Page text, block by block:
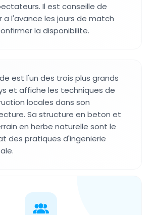
Il est conseille de
a l'avance les jours de match
la disponibilite.
est l'un des trois plus grands
et affiche les techniques de
locales dans son
Sa structure en beton et
en herbe naturelle sont le
des pratiques d'ingenierie